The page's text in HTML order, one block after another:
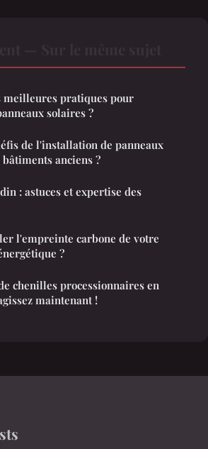
meilleures pratiques pour
solaires ?
de l'installation de panneaux
anciens ?
: astuces et expertise des
l'empreinte carbone de votre
?
chenilles processionnaires en
maintenant !